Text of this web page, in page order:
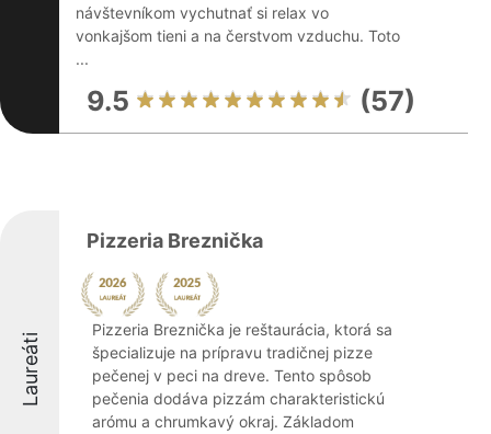
návštevníkom vychutnať si relax vo
vonkajšom tieni a na čerstvom vzduchu. Toto
...
9.5 (57)
Laureáti
Pizzeria Breznička
Pizzeria Breznička je reštaurácia, ktorá sa
špecializuje na prípravu tradičnej pizze
pečenej v peci na dreve. Tento spôsob
pečenia dodáva pizzám charakteristickú
arómu a chrumkavý okraj. Základom